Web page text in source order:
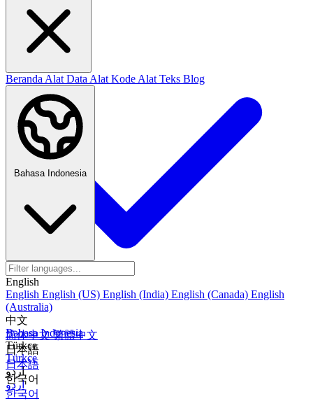
Bahasa
Bahasa Indonesia
Türkçe
Türkçe
اردو
اردو
Beranda Alat Data Alat Kode Alat Teks Blog
Bahasa Indonesia
English
English English (US) English (India) English (Canada) English
(Australia)
中文
简体中文繁體中文
日本語
日本語
한국어
한국어